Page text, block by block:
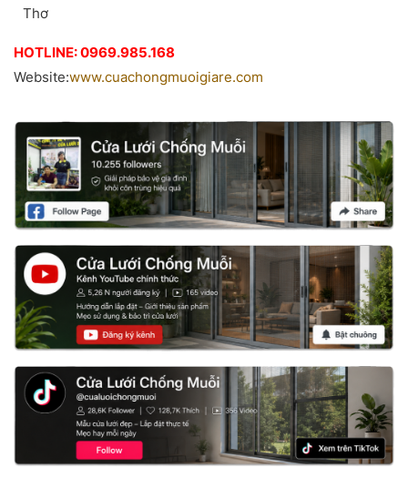
Thơ
HOTLINE: 0969.985.168
Website:www.cuachongmuoigiare.com